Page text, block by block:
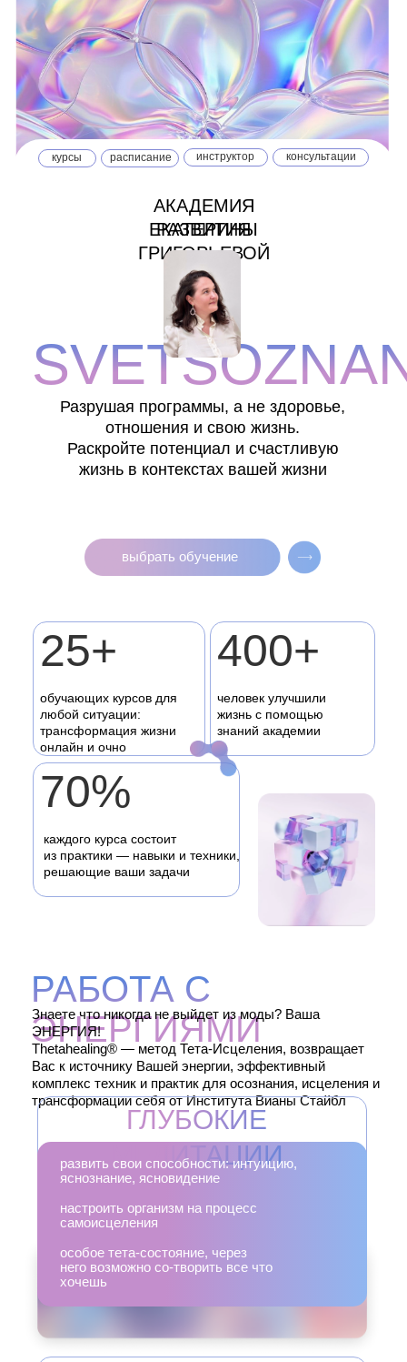
выбрать обучение
курсы
АКАДЕМИЯ
РАЗВИТИЯ
ЕКАТЕРИНЫ
ГРИГОРЬЕВОЙ
Разрушая программы, а не здоровье,
отношения и свою жизнь.
Раскройте потенциал и счастливую
жизнь в контекстах вашей жизни
расписание инструктор консультации
25+
70%
обучающих курсов для
любой ситуации:
трансформация жизни
онлайн и очно
каждого курса состоит
из практики — навыки и техники,
решающие ваши задачи
400+
человек улучшили
жизнь с помощью
знаний академии
РАБОТА С
ЭНЕРГИЯМИ
Знаете что никогда не выйдет из моды? Ваша
ЭНЕРГИЯ!
Thetahealing® — метод Тета-Исцеления, возвращает
Вас к источнику Вашей энергии, эффективный
комплекс техник и практик для осознания, исцеления и
трансформации себя от Института Вианы Стайбл
ГЛУБОКИЕ
МЕДИТАЦИИ
развить свои способности: интуицию,
яснознание, ясновидение
настроить организм на процесс
самоисцеления
особое тета-состояние, через
него возможно со-творить все что
хочешь